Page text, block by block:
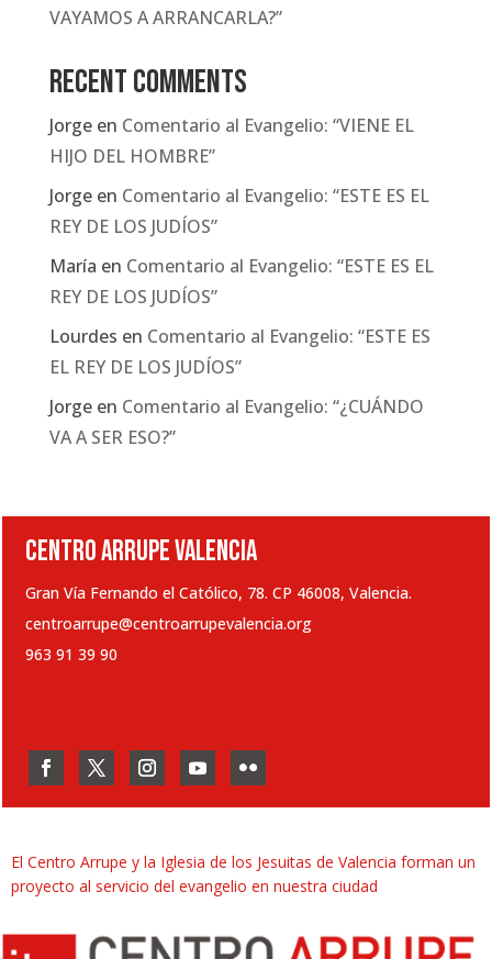
VAYAMOS A ARRANCARLA?”
Recent Comments
Jorgeen Comentario al Evangelio: “VIENE EL
HIJO DEL HOMBRE”
Jorgeen Comentario al Evangelio: “ESTE ES EL
REY DE LOS JUDÍOS”
María en Comentario al Evangelio: “ESTE ES EL
REY DE LOS JUDÍOS”
Lourdes en Comentario al Evangelio: “ESTE ES
EL REY DE LOS JUDÍOS”
Jorgeen Comentario al Evangelio: “¿CUÁNDO
VA A SER ESO?”
CENTRO ARRUPE VALENCIA
Gran Vía Fernando el Católico, 78. CP 46008, Valencia.
centroarrupe@centroarrupevalencia.org
963 91 39 90
El Centro Arrupe y la Iglesia de los Jesuitas de Valencia forman un
proyecto al servicio del evangelio en nuestra ciudad